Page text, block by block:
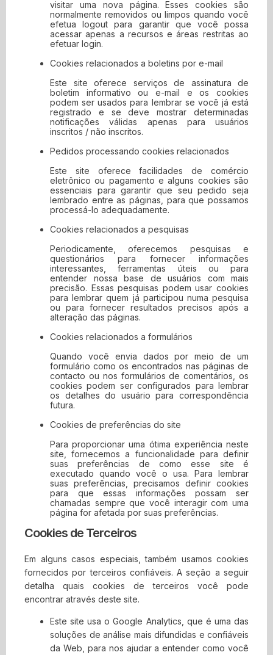
visitar uma nova página. Esses cookies são
normalmente removidos ou limpos quando você
efetua logout para garantir que você possa
acessar apenas a recursos e áreas restritas ao
efetuar login.
Cookies relacionados a boletins por e-mail
Este site oferece serviços de assinatura de
boletim informativo ou e-mail e os cookies
podem ser usados para lembrar se você já está
registrado e se deve mostrar determinadas
notificações válidas apenas para usuários
inscritos / não inscritos.
Pedidos processando cookies relacionados
Este site oferece facilidades de comércio
eletrônico ou pagamento e alguns cookies são
essenciais para garantir que seu pedido seja
lembrado entre as páginas, para que possamos
processá-lo adequadamente.
Cookies relacionados a pesquisas
Periodicamente, oferecemos pesquisas e
questionários para fornecer informações
interessantes, ferramentas úteis ou para
entender nossa base de usuários com mais
precisão. Essas pesquisas podem usar cookies
para lembrar quem já participou numa pesquisa
ou para fornecer resultados precisos após a
alteração das páginas.
Cookies relacionados a formulários
Quando você envia dados por meio de um
formulário como os encontrados nas páginas de
contacto ou nos formulários de comentários, os
cookies podem ser configurados para lembrar
os detalhes do usuário para correspondência
futura.
Cookies de preferências do site
Para proporcionar uma ótima experiência neste
site, fornecemos a funcionalidade para definir
suas preferências de como esse site é
executado quando você o usa. Para lembrar
suas preferências, precisamos definir cookies
para que essas informações possam ser
chamadas sempre que você interagir com uma
página for afetada por suas preferências.
Cookies de Terceiros
Em alguns casos especiais, também usamos cookies
fornecidos por terceiros confiáveis. A seção a seguir
detalha quais cookies de terceiros você pode
encontrar através deste site.
Este site usa o Google Analytics, que é uma das
soluções de análise mais difundidas e confiáveis
da Web, para nos ajudar a entender como você
qualquer link não implica endosso por Contabilidade
Digital do site. O uso de qualquer site vinculado é por
conta e risco do usuário.
Modificações
O Contabilidade Digital pode revisar estes termos de
serviço do site a qualquer momento, sem aviso prévio.
Ao usar este site, você concorda em ficar vinculado à
versão atual desses termos de serviço.
Lei aplicável
Estes termos e condições são regidos e interpretados
de acordo com as leis do Contabilidade Digital e você
se submete irrevogavelmente à jurisdição exclusiva
dos tribunais naquele estado ou localidade.